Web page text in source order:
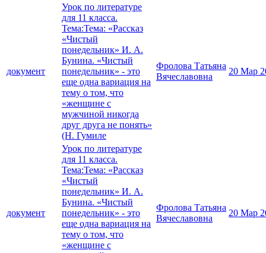
документ
Урок по литературе
для 11 класса.
Тема:Тема: «Рассказ
«Чистый
понедельник» И. А.
Бунина. «Чистый
понедельник» - это
еще одна вариация на
тему о том, что
«женщине с
мужчиной никогда
друг друга не понять»
(Н. Гумиле
Фролова Татьяна
Вячеславовна
20 Мар
документ
Урок по литературе
для 11 класса.
Тема:Тема: «Рассказ
«Чистый
понедельник» И. А.
Бунина. «Чистый
понедельник» - это
еще одна вариация на
тему о том, что
«женщине с
Фролова Татьяна
Вячеславовна
20 Мар